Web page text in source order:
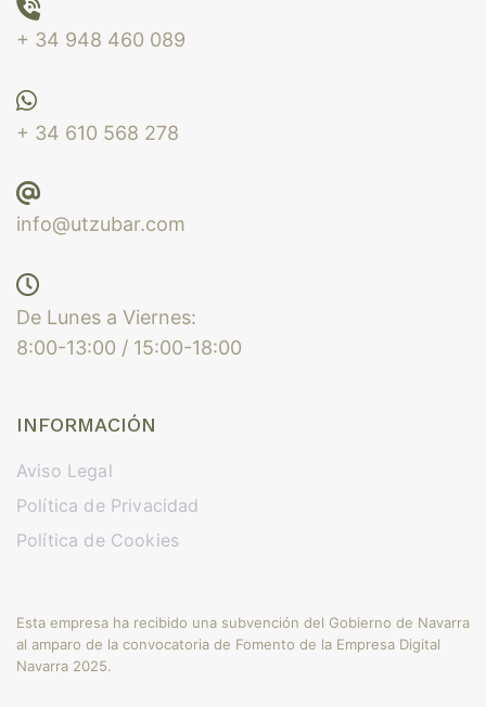
+ 34 948 460 089
+ 34 610 568 278
info@utzubar.com
De Lunes a Viernes:
8:00-13:00 / 15:00-18:00
INFORMACIÓN
Aviso Legal
Política de Privacidad
Política de Cookies
Esta empresa ha recibido una subvención del Gobierno de Navarra
al amparo de la convocatoria de Fomento de la Empresa Digital
Navarra 2025.